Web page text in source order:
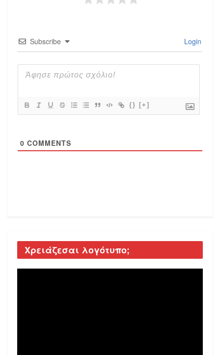
Subscribe Login
{} [+]
0 COMMENTS
Χρειάζεσαι λογότυπο;